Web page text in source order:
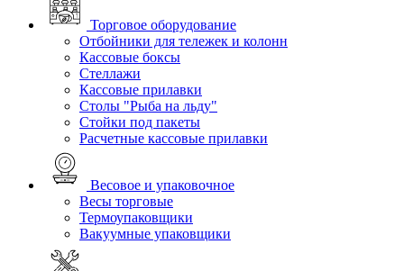
Торговое оборудование
Отбойники для тележек и колонн
Кассовые боксы
Стеллажи
Кассовые прилавки
Столы "Рыба на льду"
Стойки под пакеты
Расчетные кассовые прилавки
Весовое и упаковочное
Весы торговые
Термоупаковщики
Вакуумные упаковщики